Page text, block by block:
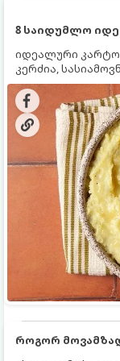
8 საიდუმლო
იდეალური
კერძია,
ფერით. მისი
არსებობს
იცოდეთ, რომ
როგორ